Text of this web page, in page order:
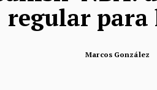
regular para
Marcos González